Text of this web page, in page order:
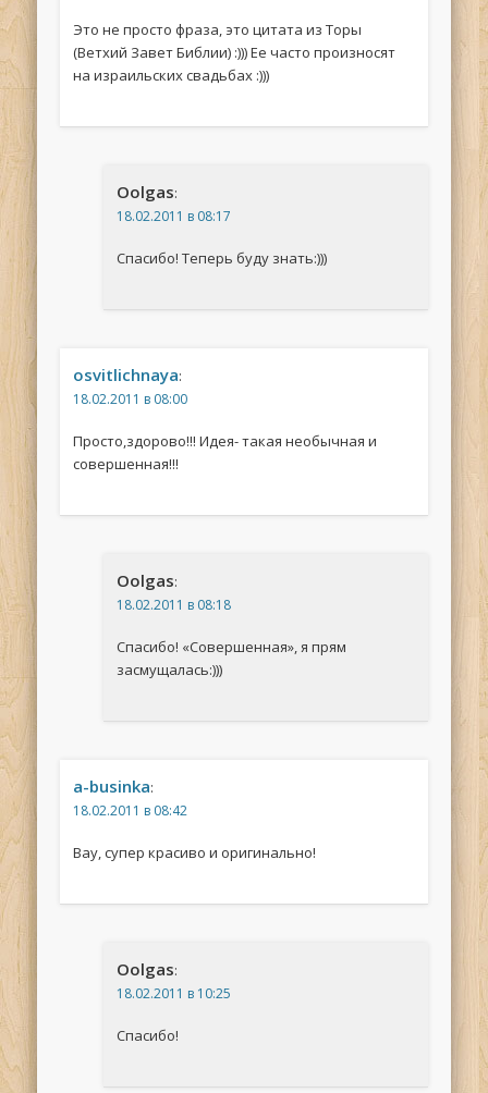
Это не просто фраза, это цитата из Торы
(Ветхий Завет Библии) :))) Ее часто произносят
на израильских свадьбах :)))
Oolgas:
18.02.2011 в 08:17
Спасибо! Теперь буду знать:)))
osvitlichnaya:
18.02.2011 в 08:00
Просто,здорово!!! Идея- такая необычная и
совершенная!!!
Oolgas:
18.02.2011 в 08:18
Спасибо! «Совершенная», я прям
засмущалась:)))
a-businka:
18.02.2011 в 08:42
Вау, супер красиво и оригинально!
Oolgas:
18.02.2011 в 10:25
Спасибо!